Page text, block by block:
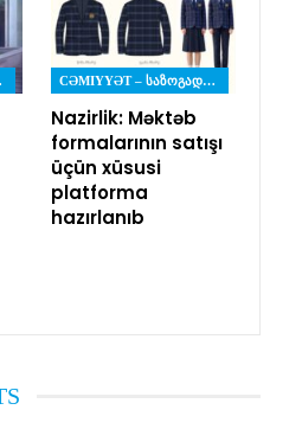
CƏMIYYƏT – ᲡᲐᲖᲝᲒᲐᲓᲝᲔᲑᲐ
Nazirlik: Məktəb
formalarının satışı
üçün xüsusi
platforma
hazırlanıb